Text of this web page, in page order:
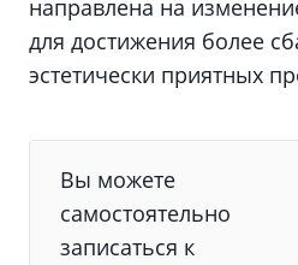
направлена на
для достижения более
эстетически приятных
Вы можете
самостоятельно
записаться к